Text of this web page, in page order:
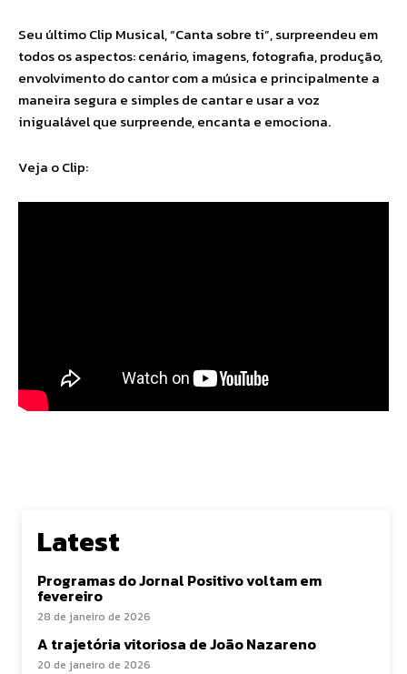
Seu último Clip Musical, “Canta sobre ti”, surpreendeu em
todos os aspectos: cenário, imagens, fotografia, produção,
envolvimento do cantor com a música e principalmente a
maneira segura e simples de cantar e usar a voz
inigualável que surpreende, encanta e emociona.
Veja o Clip:
Latest
Programas do Jornal Positivo voltam em
fevereiro
28 de janeiro de 2026
A trajetória vitoriosa de João Nazareno
20 de janeiro de 2026